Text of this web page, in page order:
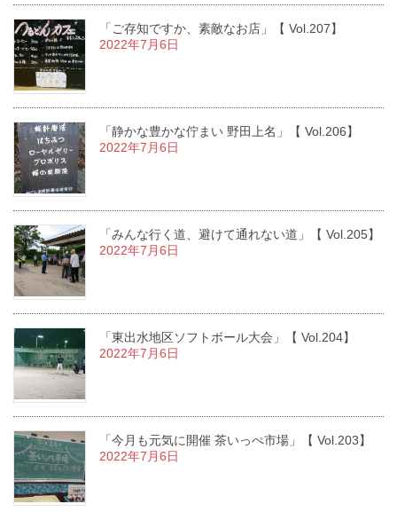
「ご存知ですか、素敵なお店」【 Vol.207】
2022年7月6日
「静かな豊かな佇まい 野田上名」【 Vol.206】
2022年7月6日
「みんな行く道、避けて通れない道」【 Vol.205】
2022年7月6日
「東出水地区ソフトボール大会」【 Vol.204】
2022年7月6日
「今月も元気に開催 茶いっぺ市場」【 Vol.203】
2022年7月6日